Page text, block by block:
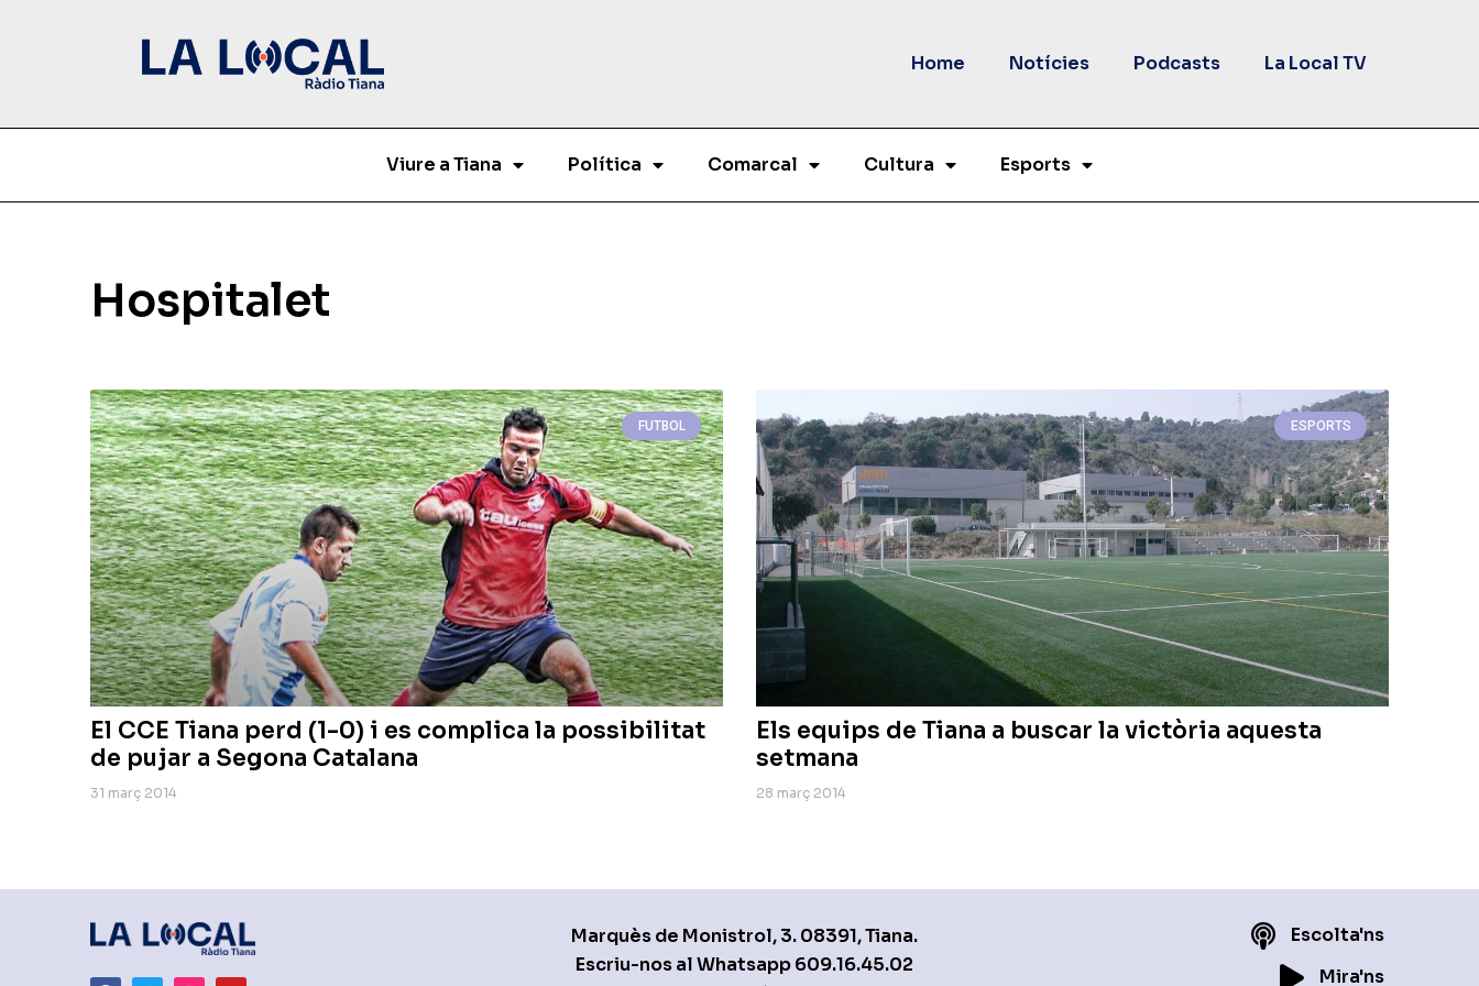
Home Notícies Podcasts La Local TV
Viure a Tiana Política Comarcal Cultura Esports
Hospitalet
FUTBOL
El CCE Tiana perd (1-0) i es complica la possibilitat
de pujar a Segona Catalana
31 març 2014
ESPORTS
Els equips de Tiana a buscar la victòria aquesta
setmana
28 març 2014
Marquès de Monistrol, 3. 08391, Tiana.
Escriu-nos al Whatsapp609.16.45.02
Escolta'ns
Mira'ns